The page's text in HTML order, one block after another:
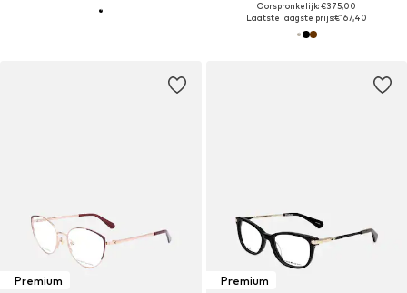
Oorspronkelijk: €375,00
Laatste laagste prijs:€167,40
Premium
Premium